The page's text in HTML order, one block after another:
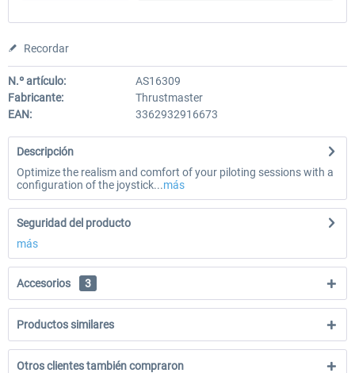
Recordar
N.º artículo:
AS16309
Fabricante:
Thrustmaster
EAN:
3362932916673
Descripción
Optimize the realism and comfort of your piloting sessions with a
configuration of the joystick...más
Seguridad del producto
más
Accesorios 3
Productos similares
Otros clientes también compraron